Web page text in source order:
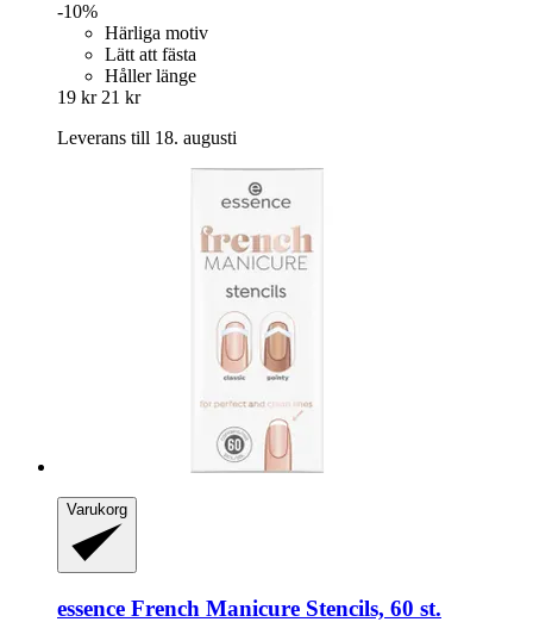
-10%
Härliga motiv
Lätt att fästa
Håller länge
19 kr 21 kr
Leverans till 18. augusti
Varukorg
essence French Manicure Stencils, 60 st.